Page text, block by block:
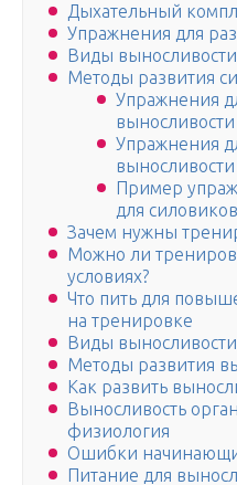
Дыхательный
Упражнения для
Виды выносливости
Методы развития
Упражнения
Упражнения
Пример
для силовиков
Зачем нужны
Можно ли
условиях?
Что пить для
на тренировке
Виды выносливости
Методы развития
Как развить
Выносливость
физиология
Ошибки
Питание для